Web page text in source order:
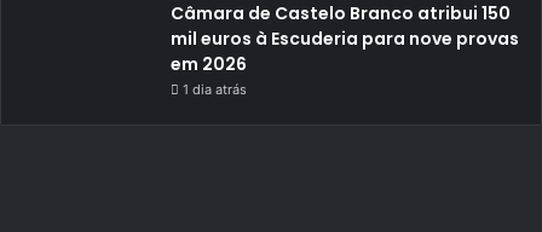
Câmara de Castelo Branco atribui 150
mil euros à Escuderia para nove provas
em 2026
1 dia atrás